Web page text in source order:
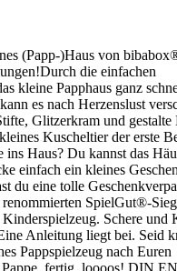
(Papp-)Haus von
die einfachen
kleine Papphaus ganz
es nach Herzenslust
Glitzerkram und gestalte
Kuscheltier der erste
ins Haus? Du kannst das
einfach ein kleines
du eine tolle
SpielGut®-
Schere und
Anleitung liegt bei. Seid
Pappspielzeug nach Euren
fertig, loooos! DIN